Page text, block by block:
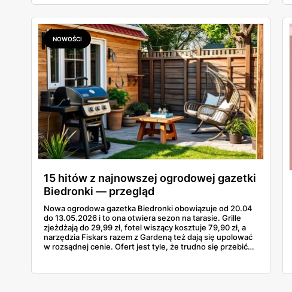
Postanowiłam policzyć, kiedy naprawdę się to zwraca.
NOWOŚCI
15 hitów z najnowszej ogrodowej gazetki
Biedronki — przegląd
Nowa ogrodowa gazetka Biedronki obowiązuje od 20.04
do 13.05.2026 i to ona otwiera sezon na tarasie. Grille
zjeżdżają do 29,99 zł, fotel wiszący kosztuje 79,90 zł, a
narzędzia Fiskars razem z Gardeną też dają się upolować
w rozsądnej cenie. Ofert jest tyle, że trudno się przebić
grilla węglowego po gazowego Landmanna za 1199 zł. W